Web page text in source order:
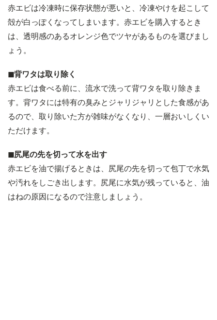
赤エビは冷凍時に保存状態が悪いと、冷凍やけを起こして
殻が白っぽくなってしまいます。赤エビを購入するとき
は、透明感のあるオレンジ色でツヤがあるものを選びまし
ょう。
◼︎背ワタは取り除く
赤エビは食べる前に、流水で洗って背ワタを取り除きま
す。背ワタには特有の臭みとジャリジャリとした食感があ
るので、取り除いた方が雑味がなくなり、一層おいしくい
ただけます。
◼︎尻尾の先を切って水を出す
赤エビを油で揚げるときは、尻尾の先を切って包丁で水気
や汚れをしごき出します。尻尾に水気が残っていると、油
はねの原因になるので注意しましょう。